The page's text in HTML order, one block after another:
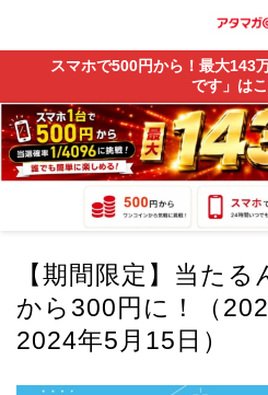
スマホで500円から！最大143
です」は
【期間限定】当た
から300円に！（
2024年5月15日）